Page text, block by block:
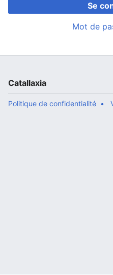
Se
Mot de
Catallaxia
Politique de confidentialité